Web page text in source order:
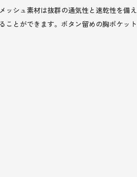
シュ素材は抜群の通気性と速乾性を備
とができます。ボタン留めの胸ポケッ